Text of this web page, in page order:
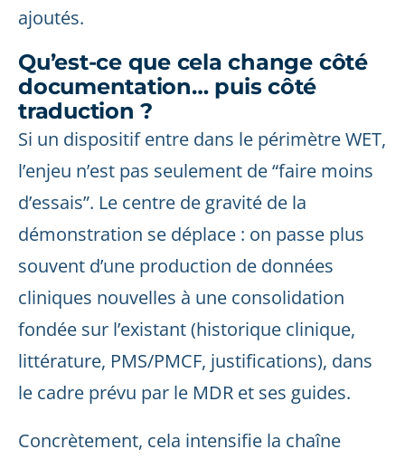
ajoutés.
Qu’est-ce que cela change côté
documentation… puis côté
traduction ?
Si un dispositif entre dans le périmètre WET,
l’enjeu n’est pas seulement de “faire moins
d’essais”. Le centre de gravité de la
démonstration se déplace : on passe plus
souvent d’une production de données
cliniques nouvelles à une consolidation
fondée sur l’existant (historique clinique,
littérature, PMS/PMCF, justifications), dans
le cadre prévu par le MDR et ses guides.
Concrètement, cela intensifie la chaîne